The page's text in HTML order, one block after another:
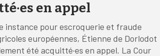
en appel
instance pour escroquerie et fraude
européennes, Étienne de Dorlodot
été acquitté·es en appel. La Cour